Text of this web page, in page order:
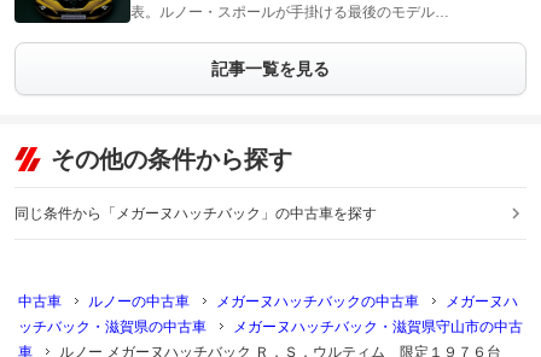
表。ルノー・スポールが手掛ける最後のモデル…
記事一覧を見る
その他の条件から探す
同じ条件から「メガーヌハッチバック」の中古車を探す
中古車 ルノーの中古車 メガーヌハッチバックの中古車
メガーヌハ
ッチバック・滋賀県の中古車
メガーヌハッチバック・滋賀県守山市の中古
車
ルノー メガーヌハッチバック Ｒ．Ｓ．ウルティム 限定１９７６台